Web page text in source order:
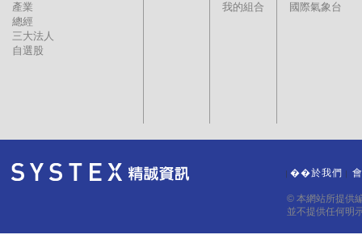
產業
總經
三大法人
自選股
我的組合
國際氣象台
��於我們
© 本網站所提供
並不提供任何明